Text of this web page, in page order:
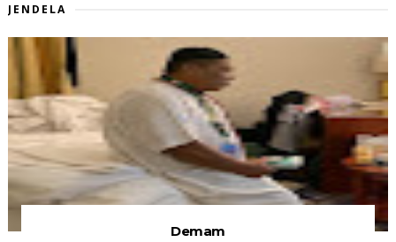
JENDELA
Demam